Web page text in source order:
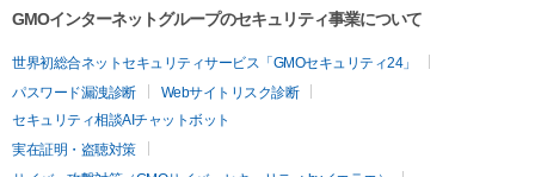
GMOインターネットグループのセキュリティ事業について
世界初総合ネットセキュリティサービス「GMOセキュリティ24」
パスワード漏洩診断
Webサイトリスク診断
セキュリティ相談AIチャットボット
実在証明・盗聴対策